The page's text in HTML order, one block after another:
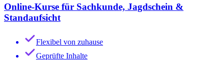
Online-Kurse für Sachkunde, Jagdschein &
Standaufsicht
Flexibel von zuhause
Geprüfte Inhalte